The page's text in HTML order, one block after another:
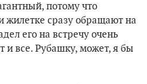
потому что
жилетке сразу обращают на
его на встречу очень
и все. Рубашку, может, я бы